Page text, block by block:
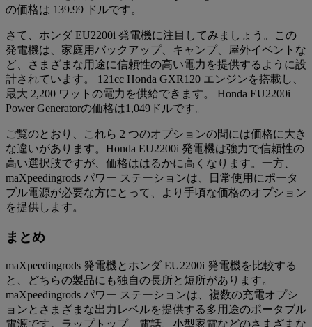
の価格は 139.99 ドルです。
さて、ホンダ EU2200i 発電機に注目してみましょう。この
発電機は、家庭用バックアップ、キャンプ、屋外イベントな
ど、さまざまな用途に信頼性の高い電力を提供するように設
計されています。 121cc Honda GXR120 エンジンを搭載し、
最大 2,200 ワットの電力を供給できます。 Honda EU2200i
Power Generatorの価格は1,049ドルです。
ご覧のとおり、これら 2 つのオプションの間には価格に大き
な違いがあります。Honda EU2200i 発電機は強力で信頼性の
高い選択肢ですが、価格ははるかに高くなります。一方、
maXpeedingrods パワー ステーションは、日常使用にポータ
ブル電源が必要な方にとって、より手頃な価格のオプション
を提供します。
まとめ
maXpeedingrods 発電機とホンダ EU2200i 発電機を比較する
と、どちらの製品にも独自の長所と短所があります。
maXpeedingrods パワー ステーションは、複数の充電オプシ
ョンとさまざまな出力レベルを提供する多用途のポータブル
電源です。ラップトップ、電話、小型家電などのさまざまな